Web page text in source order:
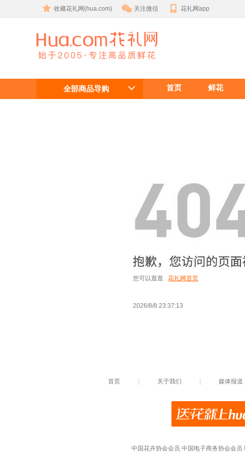
收藏花礼网(hua.com) 关注微信 花礼网app
鲜花礼品网
(花礼网)
全部商品导购 首页 鲜花
2026/8/8 23:37:13
您可以逛逛 花礼网首页
首页 关于我们 媒体报道
中国花卉协会会员 中国电子商务协会会员